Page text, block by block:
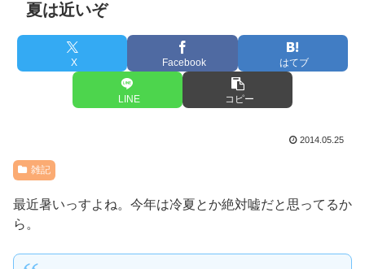
夏は近いぞ
X Facebook はてブ
LINE コピー
2014.05.25
雑記
最近暑いっすよね。今年は冷夏とか絶対嘘だと思ってるか
ら。